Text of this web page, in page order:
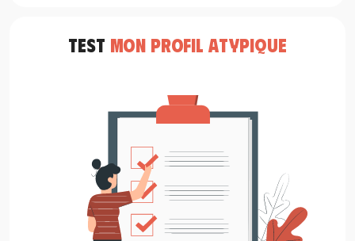
TEST MON PROFIL ATYPIQUE